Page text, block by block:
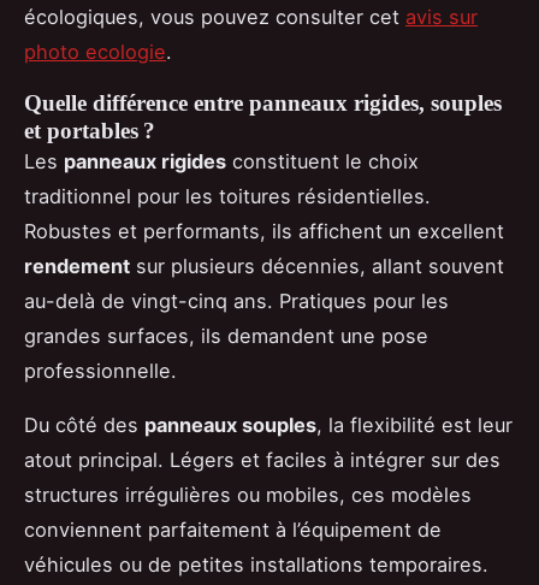
écologiques, vous pouvez consulter cet avis sur
photo ecologie.
Quelle différence entre panneaux rigides, souples
et portables ?
Les panneaux rigides constituent le choix
traditionnel pour les toitures résidentielles.
Robustes et performants, ils affichent un excellent
rendement sur plusieurs décennies, allant souvent
au-delà de vingt-cinq ans. Pratiques pour les
grandes surfaces, ils demandent une pose
professionnelle.
Du côté des panneaux souples, la flexibilité est leur
atout principal. Légers et faciles à intégrer sur des
structures irrégulières ou mobiles, ces modèles
conviennent parfaitement à l’équipement de
véhicules ou de petites installations temporaires.